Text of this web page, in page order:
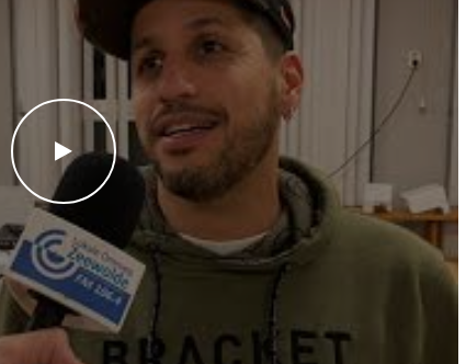
WATCH THE VIDEO